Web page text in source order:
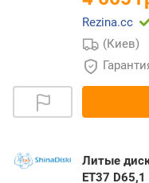
Rezina.cc
(Киев)
Литые
ET37 D65,1